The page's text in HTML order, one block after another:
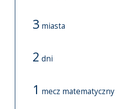
3 miasta
2 dni
1 mecz matematyczny